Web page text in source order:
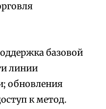
базовой
линии
обновления
к метод.